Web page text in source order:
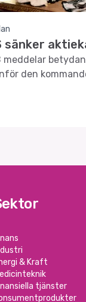
sänker
meddelar
den
& Kraft
tjänster